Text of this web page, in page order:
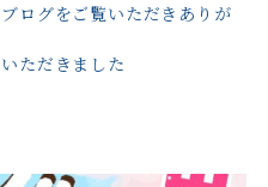
ログをご覧いただきありが
ただきました